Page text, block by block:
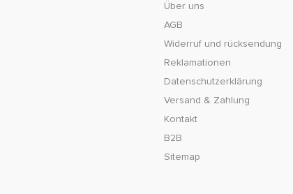
Über uns
AGB
Widerruf und rücksendung
Reklamationen
Datenschutzerklärung
Versand & Zahlung
Kontakt
B2B
Sitemap